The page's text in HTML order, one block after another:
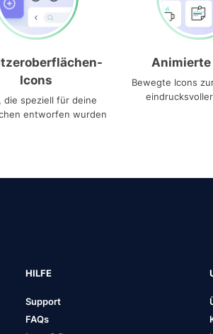
Icons
die speziell für deine
entworfen wurden
Animierte
Bewegte Icons
HILFE
Support
FAQs